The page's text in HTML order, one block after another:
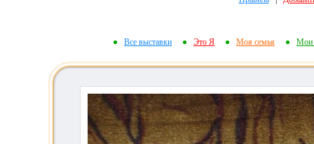
Все выставки Это Я Моя семья Мои